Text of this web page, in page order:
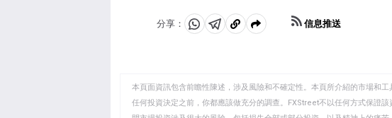
分享：
分
WhatsApp
分
Telegram
複
剪
貼
信息推送
本頁面資訊包含前瞻性陳述，涉及風險和不確定性。本頁所介紹的市場和
任何投資決定之前，你都應該做充分的調查。FXStreet不以任何方式保證